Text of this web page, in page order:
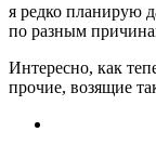
я редко планирую
по разным
Интересно, как
прочие, возящие